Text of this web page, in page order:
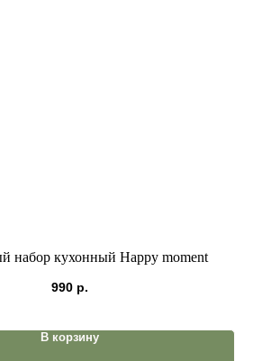
набор кухонный Happy moment
990 р.
В корзину